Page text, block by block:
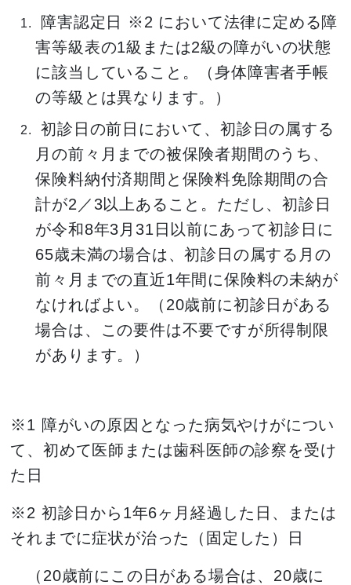
障害認定日 ※2 において法律に定める障
害等級表の1級または2級の障がいの状態
に該当していること。（身体障害者手帳
の等級とは異なります。）
初診日の前日において、初診日の属する
月の前々月までの被保険者期間のうち、
保険料納付済期間と保険料免除期間の合
計が2／3以上あること。ただし、初診日
が令和8年3月31日以前にあって初診日に
65歳未満の場合は、初診日の属する月の
前々月までの直近1年間に保険料の未納が
なければよい。（20歳前に初診日がある
場合は、この要件は不要ですが所得制限
があります。）
※1 障がいの原因となった病気やけがについ
て、初めて医師または歯科医師の診察を受け
た日
※2 初診日から1年6ヶ月経過した日、または
それまでに症状が治った（固定した）日
（20歳前にこの日がある場合は、20歳に